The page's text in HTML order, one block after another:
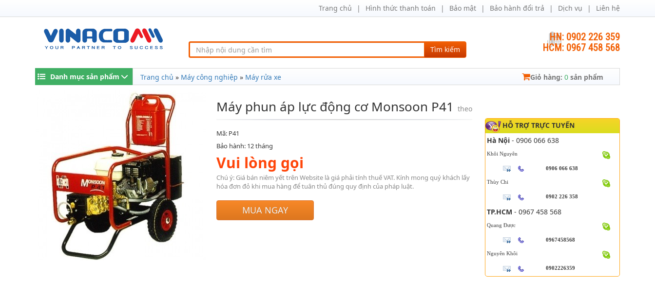
Trang chủ Hình thức thanh toán Bảo mật Bảo hành đổi trả Dịch vụ Liên hệ
Tìm kiếm
HN: 0902 226 359
HCM: 0967 458 568
Danh mục sản phẩm Trang chủ » Máy công nghiệp » Máy rửa xe Giỏ hàng: 0 sản phẩm
Máy phun áp lực động cơ Monsoon P41
theo
HỖ TRỢ TRỰC TUYẾN
Hà Nội - 0906 066 638
Khôi Nguyên
0906 066 638
Thùy Chi
0902 226 358
TP.HCM - 0967 458 568
Quang Được
0967458568
Nguyên Khôi
0902226359
Mã: P41
Bảo hành: 12 tháng
Vui lòng gọi
Chú ý: Giá bán niêm yết trên Website là giá phải tính thuế VAT. Kính mong quý khách lấy
hóa đơn đỏ khi mua hàng để tuân thủ đúng quy định của pháp luật.
MUA NGAY